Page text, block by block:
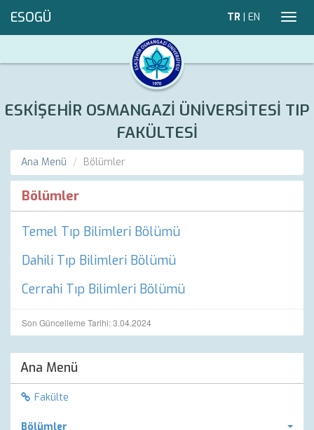
ESOGÜ TR | EN
ESKİŞEHİR OSMANGAZİ ÜNİVERSİTESİ TIP
FAKÜLTESİ
Ana Menü Bölümler
Bölümler
Temel Tıp Bilimleri Bölümü
Dahili Tıp Bilimleri Bölümü
Cerrahi Tıp Bilimleri Bölümü
Son Güncelleme Tarihi: 3.04.2024
Ana Menü
Fakülte
Bölümler